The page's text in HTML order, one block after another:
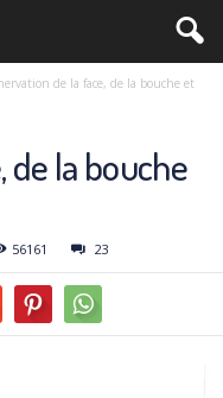
de la face, de la bouche et
de la bouche
56161 23